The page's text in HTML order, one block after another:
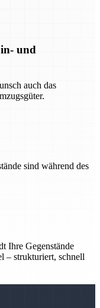
und
auch das
sind während des
Ihre Gegenstände
– strukturiert, schnell